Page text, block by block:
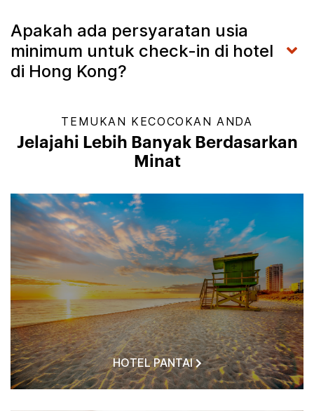
Apakah ada persyaratan usia
minimum untuk check-in di hotel
di Hong Kong?
TEMUKAN KECOCOKAN ANDA
Jelajahi Lebih Banyak Berdasarkan
Minat
HOTEL PANTAI